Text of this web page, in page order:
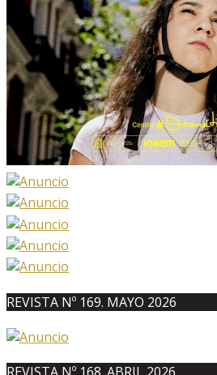
REVISTA Nº 169. MAYO 2026